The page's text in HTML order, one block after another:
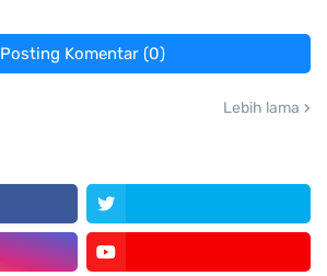
Posting Komentar (0)
Lebih lama